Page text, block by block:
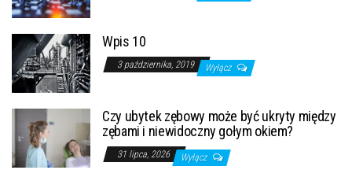
Wpis 10
3 października, 2019 Wyłącz
Czy ubytek zębowy może być ukryty między
zębami i niewidoczny gołym okiem?
31 lipca, 2026 Wyłącz